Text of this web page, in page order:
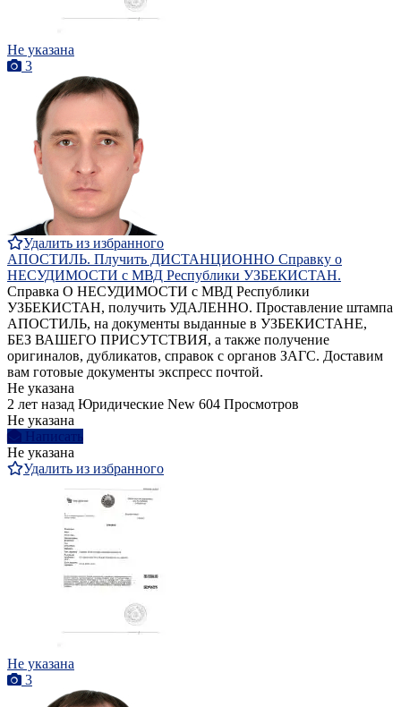
Не указана
3
Удалить из избранного
АПОСТИЛЬ. Плучить ДИСТАНЦИОННО Справку о
НЕСУДИМОСТИ с МВД Республики УЗБЕКИСТАН.
Справка О НЕСУДИМОСТИ с МВД Республики
УЗБЕКИСТАН, получить УДАЛЕННО. Проставление штампа
АПОСТИЛЬ, на документы выданные в УЗБЕКИСТАНЕ,
БЕЗ ВАШЕГО ПРИСУТСТВИЯ, а также получение
оригиналов, дубликатов, справок с органов ЗАГС. Доставим
вам готовые документы экспресс почтой.
Не указана
2 лет назад Юридические New 604 Просмотров
Не указана
Написать
Не указана
Удалить из избранного
Не указана
3